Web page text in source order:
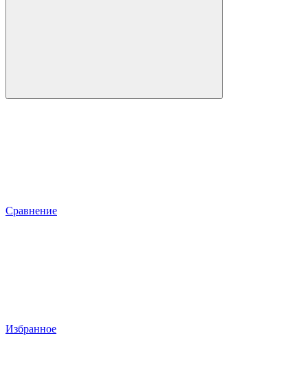
Сравнение
Избранное